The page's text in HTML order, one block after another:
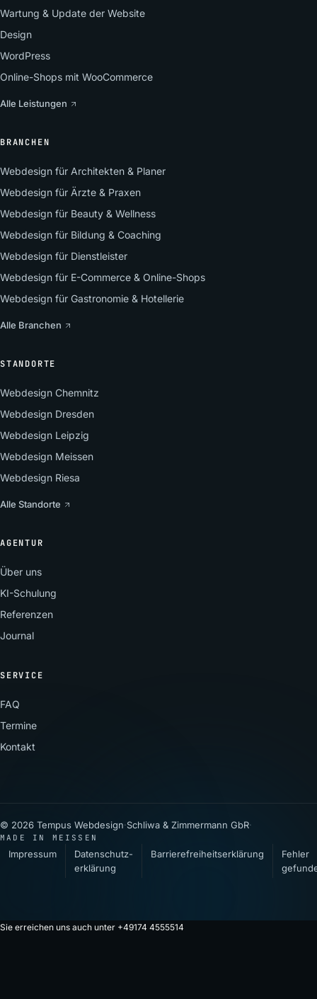
Wartung & Update der Website
Design
WordPress
Online-Shops mit WooCommerce
Alle Leistungen
BRANCHEN
Webdesign für Architekten & Planer
Webdesign für Ärzte & Praxen
Webdesign für Beauty & Wellness
Webdesign für Bildung & Coaching
Webdesign für Dienstleister
Webdesign für E-Commerce & Online-Shops
Webdesign für Gastronomie & Hotellerie
Alle Branchen
STANDORTE
Webdesign Chemnitz
Webdesign Dresden
Webdesign Leipzig
Webdesign Meissen
Webdesign Riesa
Alle Standorte
AGENTUR
Über uns
KI-Schulung
Referenzen
Journal
SERVICE
FAQ
Termine
Kontakt
© 2026 Tempus Webdesign·Schliwa & Zimmermann GbR·
MADE IN MEISSEN
Impressum
Datenschutz­
erklärung
Barrierefreiheitserklärung
Fehler
Sie erreichen uns auch unter +49174 4555514